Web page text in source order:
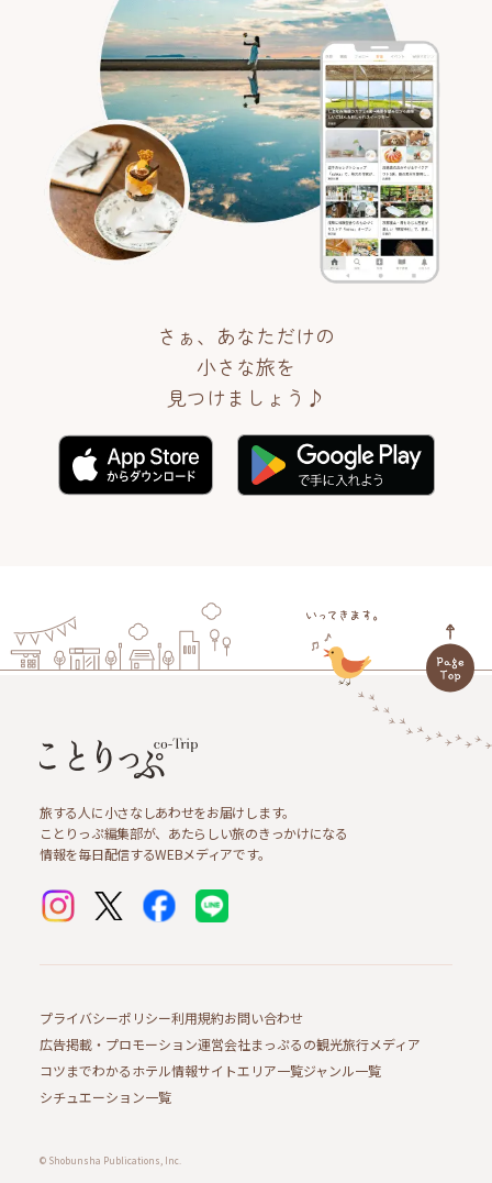
さぁ、あなただけの
小さな旅を
見つけましょう♪
旅する人に小さなしあわせをお届けします。
ことりっぷ編集部が、あたらしい旅のきっかけになる
情報を毎日配信するWEBメディアです。
プライバシーポリシー利用規約お問い合わせ
広告掲載・プロモーション運営会社まっぷるの観光旅行メディア
コツまでわかるホテル情報サイトエリア一覧ジャンル一覧
シチュエーション一覧
© Shobunsha Publications, Inc.